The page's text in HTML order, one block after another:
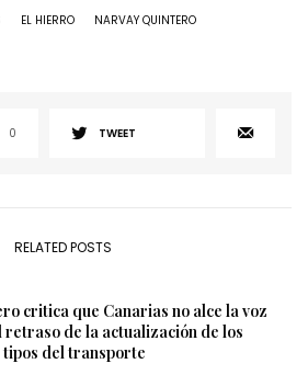
EL HIERRO NARVAY QUINTERO
0 TWEET
RELATED POSTS
critica que Canarias no alce la voz
retraso de la actualización de los
tipos del transporte